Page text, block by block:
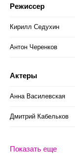
Режиссер
Кирилл Седухин
Антон Черенков
Актеры
Анна Василевская
Дмитрий Кабельков
Показать еще